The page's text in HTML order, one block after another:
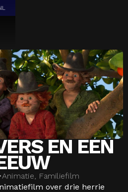
EN EEN
•Animatie, Familiefilm
over drie herrie